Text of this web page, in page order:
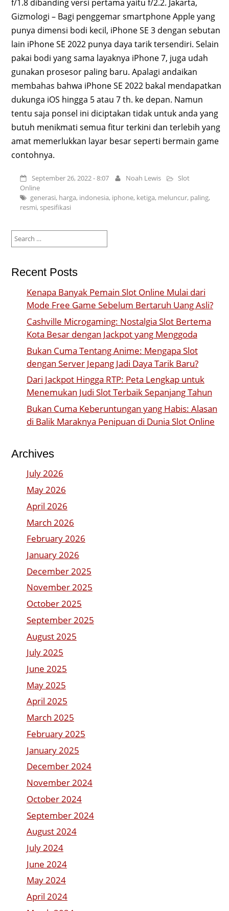
f/1.8 dibanding versi pertama yaitu f/2.2. Jakarta,
Gizmologi – Bagi penggemar smartphone Apple yang
punya dimensi bodi kecil, iPhone SE 3 dengan sebutan
lain iPhone SE 2022 punya daya tarik tersendiri. Selain
pakai bodi yang sama layaknya iPhone 7, juga udah
gunakan prosesor paling baru. Apalagi andaikan
membahas bahwa iPhone SE 2022 bakal mendapatkan
dukunga iOS hingga 5 atau 7 th. ke depan. Namun
tentu saja ponsel ini diciptakan tidak untuk anda yang
butuh menikmati semua fitur terkini dan terlebih yang
amat memerlukkan layar besar seperti bermain game
contohnya.
September 26, 2022 - 8:07 Noah Lewis
Slot
Online
generasi, harga, indonesia, iphone, ketiga, meluncur, paling,
resmi,spesifikasi
for:
Recent Posts
Kenapa Banyak Pemain Slot Online Mulai dari
Mode Free Game Sebelum Bertaruh Uang Asli?
Cashville Microgaming: Nostalgia Slot Bertema
Kota Besar dengan Jackpot yang Menggoda
Bukan Cuma Tentang Anime: Mengapa Slot
dengan Server Jepang Jadi Daya Tarik Baru?
Dari Jackpot Hingga RTP: Peta Lengkap untuk
Menemukan Judi Slot Terbaik Sepanjang Tahun
Bukan Cuma Keberuntungan yang Habis: Alasan
di Balik Maraknya Penipuan di Dunia Slot Online
Archives
July 2026
May 2026
April 2026
March 2026
February 2026
January 2026
December 2025
November 2025
October 2025
September 2025
August 2025
July 2025
June 2025
May 2025
April 2025
March 2025
February 2025
January 2025
December 2024
November 2024
October 2024
September 2024
August 2024
July 2024
June 2024
May 2024
April 2024